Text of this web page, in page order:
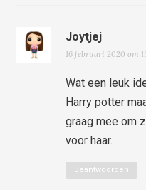
Joytjej
16 februari 2020 om
Wat een leuk
Harry potter
graag mee om
voor haar.
Beantwoorden